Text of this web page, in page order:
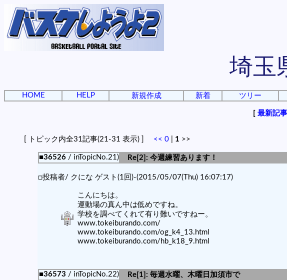
埼玉
HOME HELP 新規作成 新着 ツリー
[ 最新記
[ トピック内全31記事(21-31 表示) ] << 0 1 >>
■36526/ inTopicNo.21)
Re[2]: 今週練習あります！
□投稿者/ クにな ゲスト(1回)-(2015/05/07(Thu) 16:07:17)
こんにちは。
運動場の真ん中は低めですね。
学校を調べてくれて有り難いですねー。
www.tokeiburando.com/
www.tokeiburando.com/og_k4_13.html
www.tokeiburando.com/hb_k18_9.html
■36573 / inTopicNo.22)
Re[1]: 毎週水曜、木曜日加須市で